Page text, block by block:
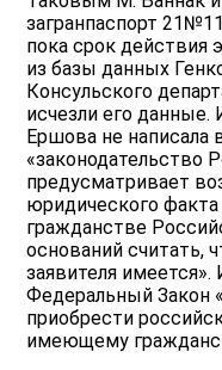
загранпаспорт
пока срок действия
из базы данных
Консульского
исчезли его данные.
Ершова не написала
«законодательство
предусматривает
юридического
гражданстве
оснований считать,
заявителя
Федеральный Закон
приобрести
имеющему